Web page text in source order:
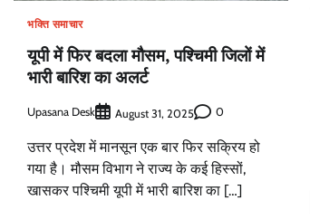
भक्ति समाचार
यूपी में फिर बदला मौसम, पश्चिमी जिलों में
भारी बारिश का अलर्ट
Upasana Desk August 31, 2025 0
उत्तर प्रदेश में मानसून एक बार फिर सक्रिय हो
गया है। मौसम विभाग ने राज्य के कई हिस्सों,
खासकर पश्चिमी यूपी में भारी बारिश का […]